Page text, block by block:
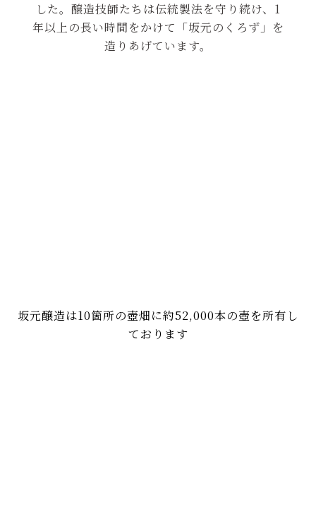
した。醸造技師たちは伝統製法を守り続け、1
年以上の長い時間をかけて「坂元のくろず」を
造りあげています。
坂元醸造は10箇所の壺畑に約52,000本の壺を所有し
ております